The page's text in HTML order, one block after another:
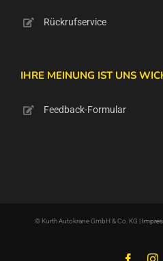
Rückrufservice
IHRE MEINUNG IST UNS
Feedback-Formular
© Kurth Autokrane GmbH & Co. KG |